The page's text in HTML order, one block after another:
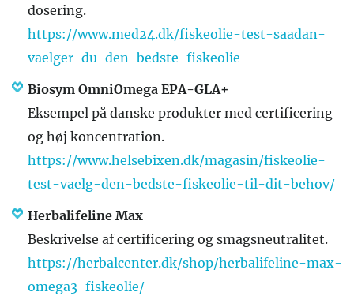
dosering.
https://www.med24.dk/fiskeolie-test-saadan-
vaelger-du-den-bedste-fiskeolie
Biosym OmniOmega EPA-GLA+
Eksempel på danske produkter med certificering
og høj koncentration.
https://www.helsebixen.dk/magasin/fiskeolie-
test-vaelg-den-bedste-fiskeolie-til-dit-behov/
Herbalifeline Max
Beskrivelse af certificering og smagsneutralitet.
https://herbalcenter.dk/shop/herbalifeline-max-
omega3-fiskeolie/